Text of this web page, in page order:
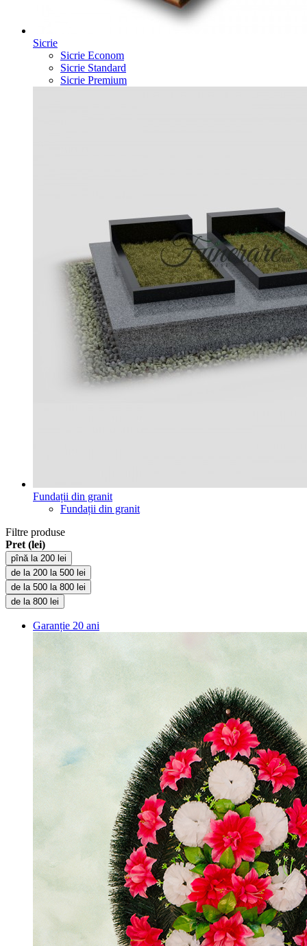
Sicrie
Sicrie Econom
Sicrie Standard
Sicrie Premium
Fundații din granit
Fundații din granit
Filtre produse
Pret (lei)
pînă la 200 lei
de la 200 la 500 lei
de la 500 la 800 lei
de la 800 lei
Garanție 20 ani